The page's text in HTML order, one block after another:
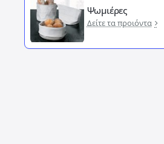
Ψωμιέρες
Δείτε τα προιόντα